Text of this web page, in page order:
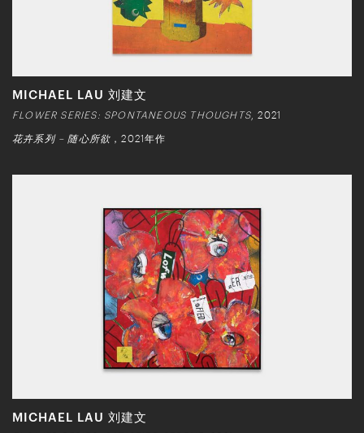
MICHAEL LAU 刘建文
FLOWER SERIES: SPONTANEOUS THOUGHTS , 2021
花卉系列 – 随心所欲 ，2021年作
MICHAEL LAU 刘建文